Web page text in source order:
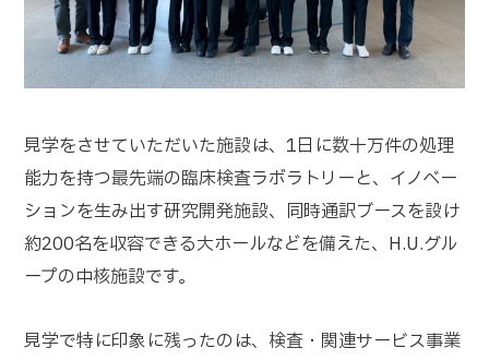
見学をさせていただいた施設は、1日に数十万件の処理
能力を持つ最先端の臨床検査ラボラトリーと、イノベー
ションを生み出す研究開発施設、同時通訳ブースを設け
約200名を収容できる大ホールなどを備えた、H.U.グル
ープの中核施設です。
見学で特に印象に残ったのは、検査・関連サービス事業